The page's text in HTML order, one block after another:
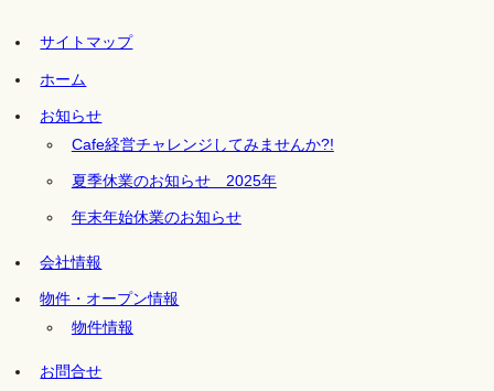
サイトマップ
ホーム
お知らせ
Cafe経営チャレンジしてみませんか?!
夏季休業のお知らせ 2025年
年末年始休業のお知らせ
会社情報
物件・オープン情報
物件情報
お問合せ